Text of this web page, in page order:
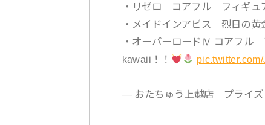
・リゼロ コアフル フィギ
・メイドインアビス 烈日の
・オーバーロードⅣ コアフル
kawaii！！
— おたちゅう上越店 プライズ